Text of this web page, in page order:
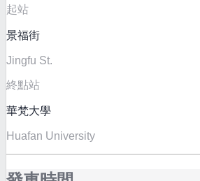
起站
景福街
Jingfu St.
終點站
華梵大學
Huafan University